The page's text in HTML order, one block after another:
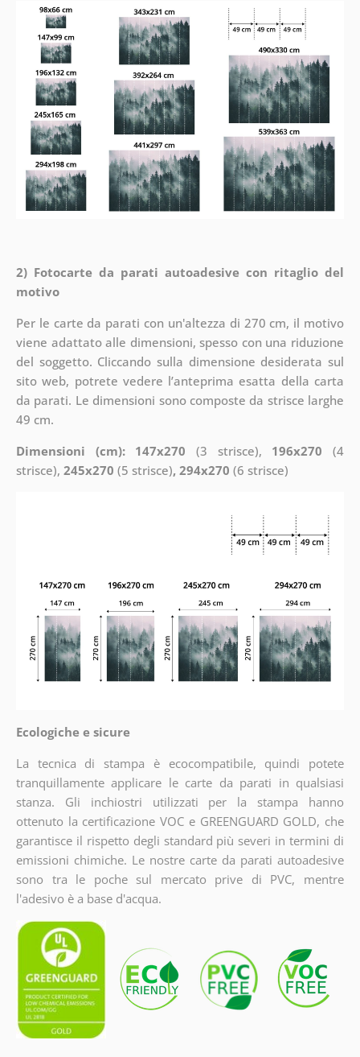
2) Fotocarte da parati autoadesive con ritaglio del
motivo
Per le carte da parati con un'altezza di 270 cm, il motivo
viene adattato alle dimensioni, spesso con una riduzione
del soggetto. Cliccando sulla dimensione desiderata sul
sito web, potrete vedere l’anteprima esatta della carta
da parati. Le dimensioni sono composte da strisce larghe
49 cm.
Dimensioni (cm): 147x270 (3 strisce), 196x270 (4
strisce), 245x270 (5 strisce), 294x270 (6 strisce)
Ecologiche e sicure
La tecnica di stampa è ecocompatibile, quindi potete
tranquillamente applicare le carte da parati in qualsiasi
stanza. Gli inchiostri utilizzati per la stampa hanno
ottenuto la certificazione VOC e GREENGUARD GOLD, che
garantisce il rispetto degli standard più severi in termini di
emissioni chimiche. Le nostre carte da parati autoadesive
sono tra le poche sul mercato prive di PVC, mentre
l'adesivo è a base d'acqua.